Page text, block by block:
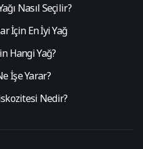
Nasıl Seçilir?
İçin En İyi Yağ
Hangi Yağ?
İşe Yarar?
Nedir?